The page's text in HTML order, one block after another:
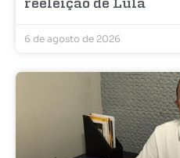
reeleição de Lula
6 de agosto de 2026